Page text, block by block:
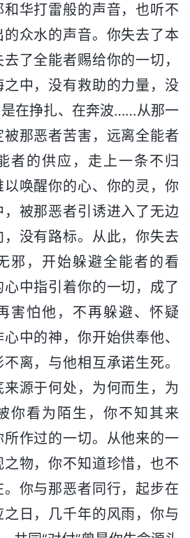
华打雷般的声音，也听不
众水的声音。你失去了本
了全能者赐给你的一切，
中，没有救助的力量，没
在挣扎、在奔波……从那一
那恶者苦害，远离全能者
者的供应，走上一条不归
唤醒你的心、你的灵，你
被那恶者引诱进入了无边
没有路标。从此，你失去
邪，开始躲避全能者的看
中指引着你的一切，成了
害怕他，不再躲避、怀疑
中的神，你开始供奉他、
离，与他相互承诺生死。
源于何处，为何而生，为
你看为陌生，你不知其来
作过的一切。从他来的一
物，你不知道珍惜，也不
你与那恶者同行，起步在
日，几千年的风雨，你与